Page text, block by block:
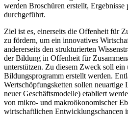
werden Broschüren erstellt, Ergebnisse
durchgeführt.
Ziel ist es, einerseits die Offenheit für
zu fördern, um ein innovatives
andererseits den strukturierten
der Bildung in Offenheit für
unterstützen. Zu diesem Zweck soll ein
Bildungsprogramm erstellt werden.
Wertschöpfungsketten sollen neuartige
neuer Geschäftsmodelle) etabliert
von mikro- und makroökonomischer
wirtschaftlichen Entwicklungschancen